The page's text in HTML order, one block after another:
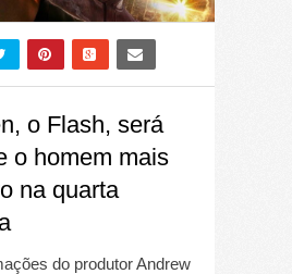
o Flash, será
o homem mais
na quarta
do produtor Andrew